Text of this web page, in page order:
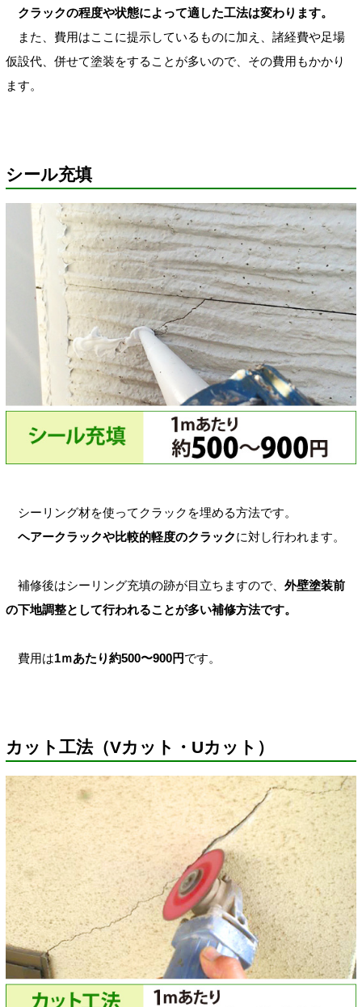
クラックの程度や状態によって適した工法は変わります。
また、費用はここに提示しているものに加え、諸経費や足場
仮設代、併せて塗装をすることが多いので、その費用もかかり
ます。
シール充填
シーリング材を使ってクラックを埋める方法です。
ヘアークラックや比較的軽度のクラックに対し行われます。
補修後はシーリング充填の跡が目立ちますので、 外壁塗装前
の下地調整として行われることが多い補修方法です。
費用は1ｍあたり約500〜900円です。
カット工法（Vカット・Uカット）